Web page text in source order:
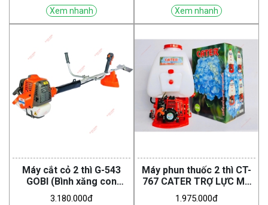
Xem nhanh Xem nhanh
Máy cắt cỏ 2 thì G-543
GOBI (Bình xăng con
Walbro )
3.180.000đ
Máy phun thuốc 2 thì CT-
767 CATER TRỢ LỰC MÁ
VUÔNG
1.975.000đ